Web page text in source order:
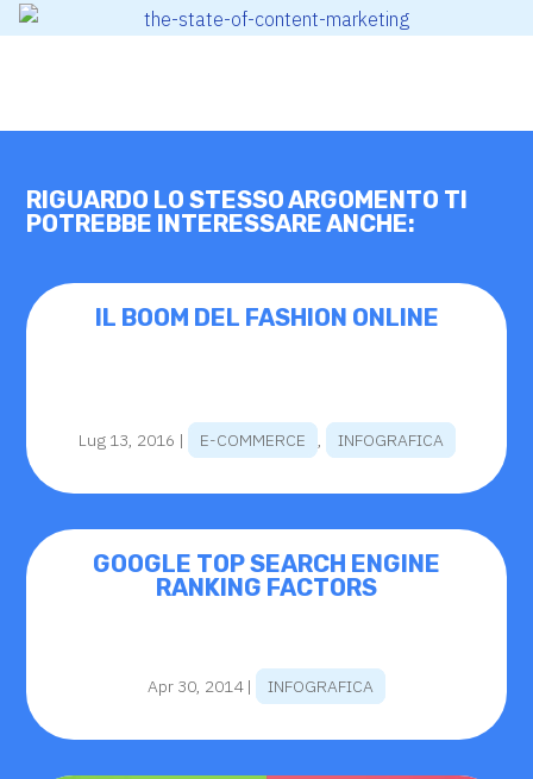
RIGUARDO LO STESSO ARGOMENTO TI
POTREBBE INTERESSARE ANCHE:
IL BOOM DEL FASHION ONLINE
Lug 13, 2016 | E-COMMERCE , INFOGRAFICA
GOOGLE TOP SEARCH ENGINE
RANKING FACTORS
Apr 30, 2014| INFOGRAFICA